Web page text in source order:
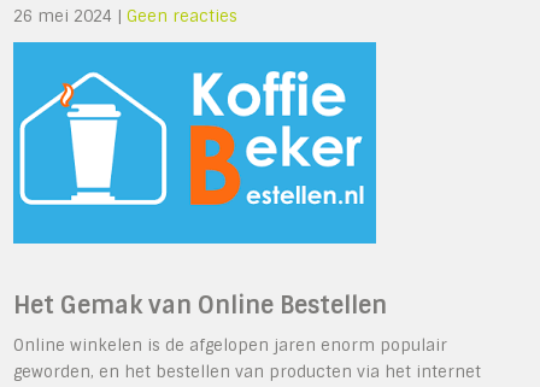
26 mei 2024 |Geen reacties
Het Gemak van Online Bestellen
Online winkelen is de afgelopen jaren enorm populair
geworden, en het bestellen van producten via het internet